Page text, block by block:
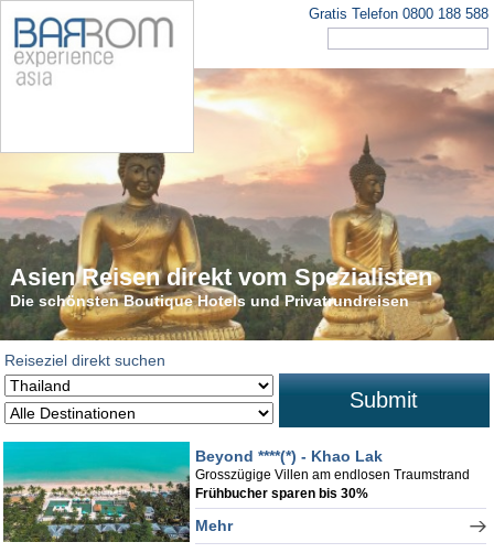
Gratis Telefon 0800 188 588
Asien Reisen direkt vom Spezialisten
Die schönsten Boutique Hotels und Privatrundreisen
Die schönsten Rundreisen in Asien
Tauchen Sie ein in den faszinierenden Kontinent
Reiseziel direkt suchen
Submit
Beyond ****(*) - Khao Lak
Grosszügige Villen am endlosen Traumstrand
Frühbucher sparen bis 30%
Mehr